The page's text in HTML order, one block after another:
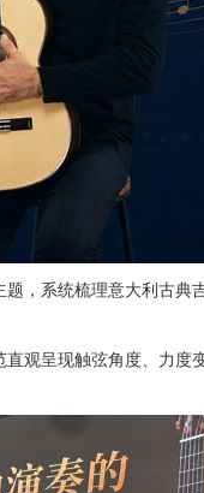
，系统梳理意大利古典
观呈现触弦角度、力度